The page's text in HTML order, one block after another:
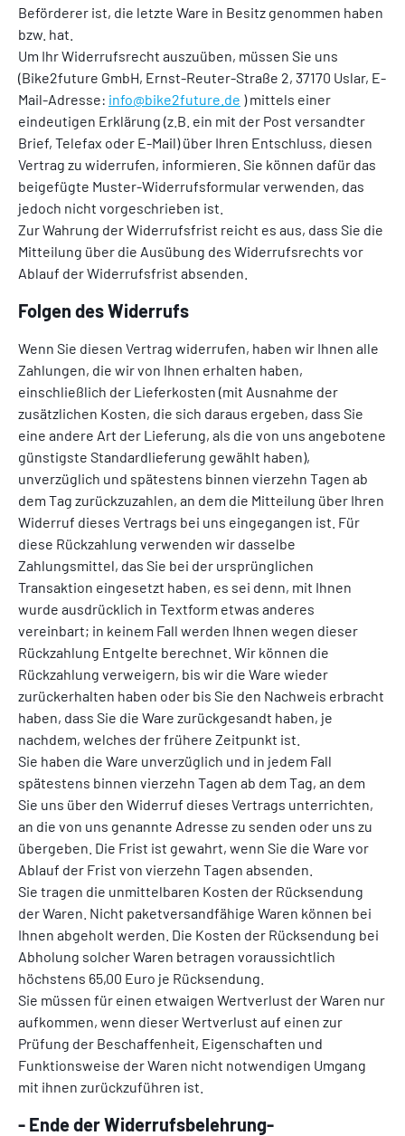
Beförderer ist, die letzte Ware in Besitz genommen haben
bzw. hat.
Um Ihr Widerrufsrecht auszuüben, müssen Sie uns
(Bike2future GmbH, Ernst-Reuter-Straße 2, 37170 Uslar, E-
Mail-Adresse: info@bike2future.de ) mittels einer
eindeutigen Erklärung (z.B. ein mit der Post versandter
Brief, Telefax oder E-Mail) über Ihren Entschluss, diesen
Vertrag zu widerrufen, informieren. Sie können dafür das
beigefügte Muster-Widerrufsformular verwenden, das
jedoch nicht vorgeschrieben ist.
Zur Wahrung der Widerrufsfrist reicht es aus, dass Sie die
Mitteilung über die Ausübung des Widerrufsrechts vor
Ablauf der Widerrufsfrist absenden.
Folgen des Widerrufs
Wenn Sie diesen Vertrag widerrufen, haben wir Ihnen alle
Zahlungen, die wir von Ihnen erhalten haben,
einschließlich der Lieferkosten (mit Ausnahme der
zusätzlichen Kosten, die sich daraus ergeben, dass Sie
eine andere Art der Lieferung, als die von uns angebotene
günstigste Standardlieferung gewählt haben),
unverzüglich und spätestens binnen vierzehn Tagen ab
dem Tag zurückzuzahlen, an dem die Mitteilung über Ihren
Widerruf dieses Vertrags bei uns eingegangen ist. Für
diese Rückzahlung verwenden wir dasselbe
Zahlungsmittel, das Sie bei der ursprünglichen
Transaktion eingesetzt haben, es sei denn, mit Ihnen
wurde ausdrücklich in Textform etwas anderes
vereinbart; in keinem Fall werden Ihnen wegen dieser
Rückzahlung Entgelte berechnet. Wir können die
Rückzahlung verweigern, bis wir die Ware wieder
zurückerhalten haben oder bis Sie den Nachweis erbracht
haben, dass Sie die Ware zurückgesandt haben, je
nachdem, welches der frühere Zeitpunkt ist.
Sie haben die Ware unverzüglich und in jedem Fall
spätestens binnen vierzehn Tagen ab dem Tag, an dem
Sie uns über den Widerruf dieses Vertrags unterrichten,
an die von uns genannte Adresse zu senden oder uns zu
übergeben. Die Frist ist gewahrt, wenn Sie die Ware vor
Ablauf der Frist von vierzehn Tagen absenden.
Sie tragen die unmittelbaren Kosten der Rücksendung
der Waren. Nicht paketversandfähige Waren können bei
Ihnen abgeholt werden. Die Kosten der Rücksendung bei
Abholung solcher Waren betragen voraussichtlich
höchstens 65,00 Euro je Rücksendung.
Sie müssen für einen etwaigen Wertverlust der Waren nur
aufkommen, wenn dieser Wertverlust auf einen zur
Prüfung der Beschaffenheit, Eigenschaften und
Funktionsweise der Waren nicht notwendigen Umgang
mit ihnen zurückzuführen ist.
- Ende der Widerrufsbelehrung-